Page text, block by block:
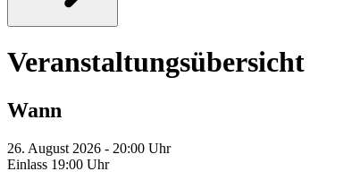
Veranstaltungsübersicht
Wann
26. August 2026 - 20:00 Uhr
Einlass 19:00 Uhr